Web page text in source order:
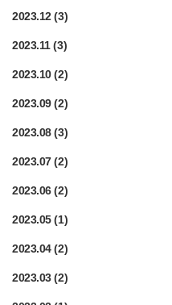
2023.12(3)
2023.11(3)
2023.10(2)
2023.09(2)
2023.08(3)
2023.07(2)
2023.06(2)
2023.05(1)
2023.04(2)
2023.03(2)